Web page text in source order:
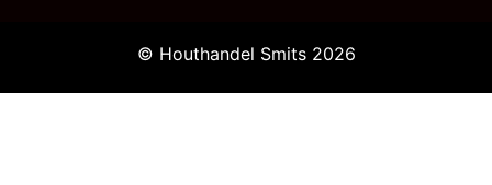
© Houthandel Smits 2026